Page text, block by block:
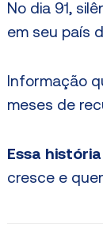
No dia 91,
em seu país
Informação
meses de
Essa
cresce e